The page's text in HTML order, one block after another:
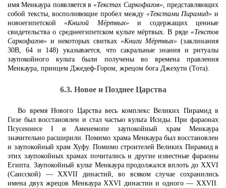
имя Менкаура появляется в «Текстах Саркофагов», представляющих
собой тексты, восполняющие пробел между «Текстами Пирамид» и
новоегипетской«Книгой Мёртвых»и содержащих ценные
свидетельства о среднеегипетском культе мёртвых. В ряде «Текстов
Саркофагов» и некоторых свитках «Книги Мёртвых» (заклинания
30В, 64 и 148) указывается, что сакральные знания и ритуалы
заупокойного культа были получены во времена правления
Менкаура, принцем Джедеф-Гором, жрецом бога Джехути (Тота).
6.3. Новое и Позднее Царства
Во время Нового Царства весь комплекс Великих Пирамид в
Гизе был восстановлен и стал частью культа Исиды. При фараонах
Псусеннесе I и Аменемопе заупокойный храм Менкаура
значительно расширили. Помимо храма Менкаура был восстановлен
и заупокойный храм Хуфу. Помимо строителей Великих Пирамид в
этих заупокойных храмах почитались и другие известные фараоны
Египта. Заупокойный культ Менкаура продолжался вплоть до XXVI
(Саисской) — XXVII династий, во всяком случае сохранились
имена двух жрецов Менкаура XXVI династии и одного — XXVII.